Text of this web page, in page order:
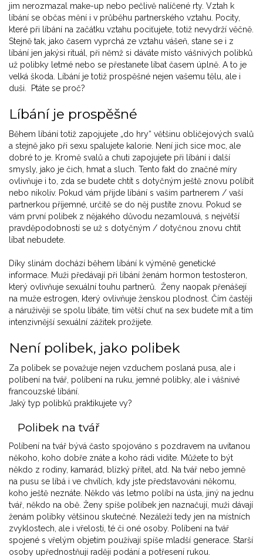
jim nerozmazal make-up nebo pečlivě nalíčené rty. Vztah k
líbání se občas mění i v průběhu partnerského vztahu. Pocity,
které při líbání na začátku vztahu pociťujete, totiž nevydrží věčně.
Stejně tak, jako časem vyprchá ze vztahu vášeň, stane se i z
líbání jen jakýsi rituál, při němž si dáváte místo vášnivých polibků
už polibky letmé nebo se přestanete líbat časem úplně. A to je
velká škoda. Líbání je totiž prospěšné nejen vašemu tělu, ale i
duši. Ptáte se proč?
Líbání je prospěšné
Během líbání totiž zapojujete „do hry“ většinu obličejových svalů
a stejně jako při sexu spalujete kalorie. Není jich sice moc, ale
dobré to je. Kromě svalů a chuti zapojujete při líbání i další
smysly, jako je čich, hmat a sluch. Tento fakt do značné míry
ovlivňuje i to, zda se budete chtít s dotyčným ještě znovu políbit
nebo nikoliv. Pokud vám přijde líbání s vaším partnerem / vaší
partnerkou příjemné, určitě se do něj pustíte znovu. Pokud se
vám první polibek z nějakého důvodu nezamlouvá, s největší
pravděpodobností se už s dotyčným / dotyčnou znovu chtít
líbat nebudete.
Díky slinám dochází během líbání k výměně genetické
informace. Muži předávají při líbání ženám hormon testosteron,
který ovlivňuje sexuální touhu partnerů. Ženy naopak přenášejí
na muže estrogen, který ovlivňuje ženskou plodnost. Čím častěji
a náruživěji se spolu líbáte, tím větší chuť na sex budete mít a tím
intenzivnější sexuální zážitek prožijete.
Není polibek, jako polibek
Za polibek se považuje nejen vzduchem poslaná pusa, ale i
políbení na tvář, políbení na ruku, jemné polibky, ale i vášnivé
francouzské líbání.
Jaký typ polibků praktikujete vy?
Polibek na tvář
Políbení na tvář bývá často spojováno s pozdravem na uvítanou
někoho, koho dobře znáte a koho rádi vidíte. Můžete to být
někdo z rodiny, kamarád, blízký přítel, atd. Na tvář nebo jemně
na pusu se líbá i ve chvílích, kdy jste představováni někomu,
koho ještě neznáte. Někdo vás letmo políbí na ústa, jiný na jednu
tvář, někdo na obě. Ženy spíše polibek jen naznačují, muži dávají
ženám polibky většinou skutečné. Nezáleží tedy jen na místních
zvyklostech, ale i vřelosti, té či oné osoby. Políbení na tvář
spojené s vřelým objetím používají spíše mladší generace. Starší
osoby upřednostňují raději podání a potřesení rukou.